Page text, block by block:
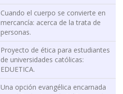
Cuando el cuerpo se convierte en
mercancía: acerca de la trata de
personas.
Proyecto de ética para estudiantes
de universidades católicas:
EDUETICA.
Una opción evangélica encarnada